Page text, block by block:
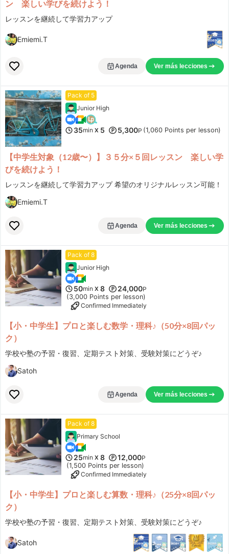
Tim Certified English Coach
***ho0131charco
Ver más lecciones
***maru
本を読むインプットだけでなく、内容に伴って自分の意見や内容についてアウトプットする機会もたくさんあって内容濃く楽しく学べるレッスンです。1人で本を読むのはハードル高くてもレッスンで楽しく取り組めると思います！ Ver más lecciones
***
ン 楽しい学びを続けよう！
レッスンを継続して学習力アップ
Emiemi.T
Agenda Ver más lecciones
【中学生対象（12歳〜）】３５分×５回レッスン 楽しい学
びを続けよう！
レッスンを継続して学習力アップ 希望のオリジナルレッスン可能！
Pack of 5
Junior High
35min X 5 5,300P (1,060 Points per lesson)
Emiemi.T
Agenda Ver más lecciones
【小・中学生】プロと楽しむ数学・理科♪（50分×8回パッ
ク）
学校や塾の予習・復習、定期テスト対策、受験対策にどうぞ♪
Pack of 8
Junior High
50min X 8 24,000P
(3,000 Points per lesson)
Confirmed Immediately
Satoh
Agenda Ver más lecciones
【小・中学生】プロと楽しむ算数・理科♪（25分×8回パッ
ク）
学校や塾の予習・復習、定期テスト対策、受験対策にどうぞ♪
Pack of 8
Primary School
25min X 8 12,000P
(1,500 Points per lesson)
Confirmed Immediately
Satoh